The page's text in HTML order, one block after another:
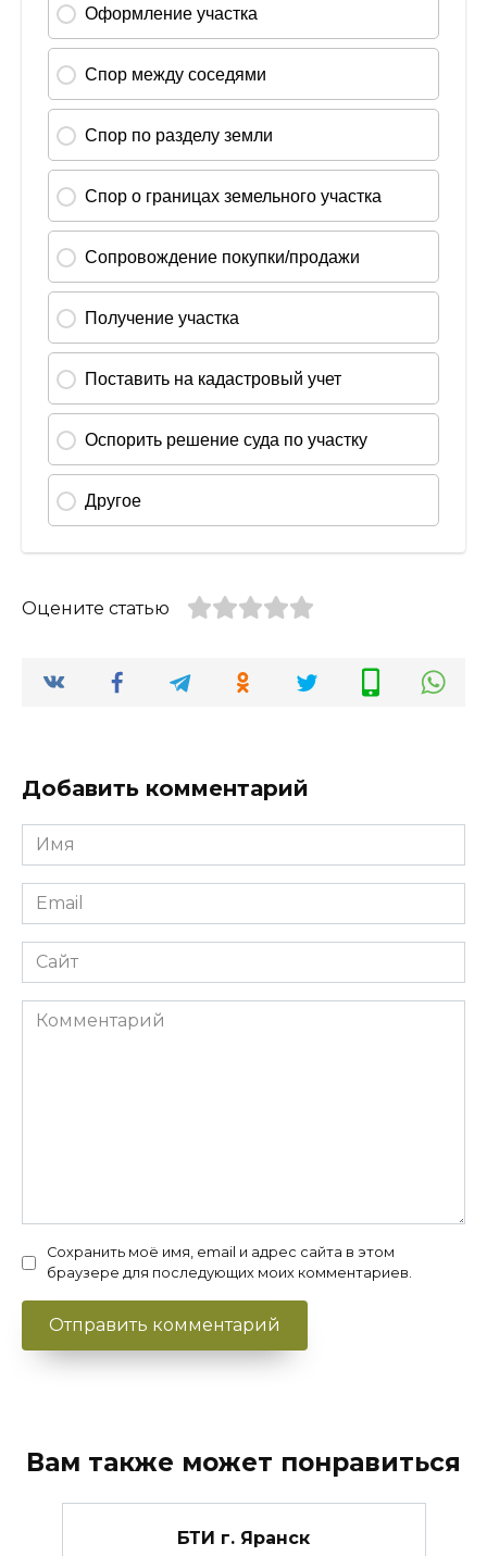
Оцените статью
Добавить комментарий
Имя
*
Email
*
Сайт
Комментарий
Сохранить моё имя, email и адрес сайта в этом
браузере для последующих моих комментариев.
Вам также может понравиться
БТИ г. Яранск